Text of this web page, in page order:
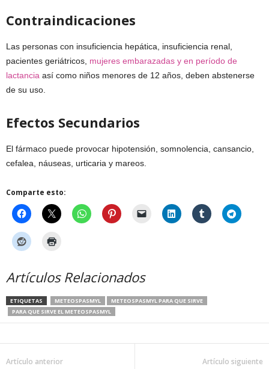
Contraindicaciones
Las personas con insuficiencia hepática, insuficiencia renal,
pacientes geriátricos, mujeres embarazadas y en período de
lactancia así como niños menores de 12 años, deben abstenerse
de su uso.
Efectos Secundarios
El fármaco puede provocar hipotensión, somnolencia, cansancio,
cefalea, náuseas, urticaria y mareos.
Comparte esto:
Artículos Relacionados
ETIQUETAS METEOSPASMYL
METEOSPASMYL PARA QUE SIRVE
PARA QUE SIRVE EL METEOSPASMYL
Artículo anterior Artículo siguiente